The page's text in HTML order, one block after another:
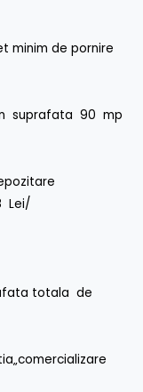
minim de pornire
suprafata 90 mp
Lei/
totala de